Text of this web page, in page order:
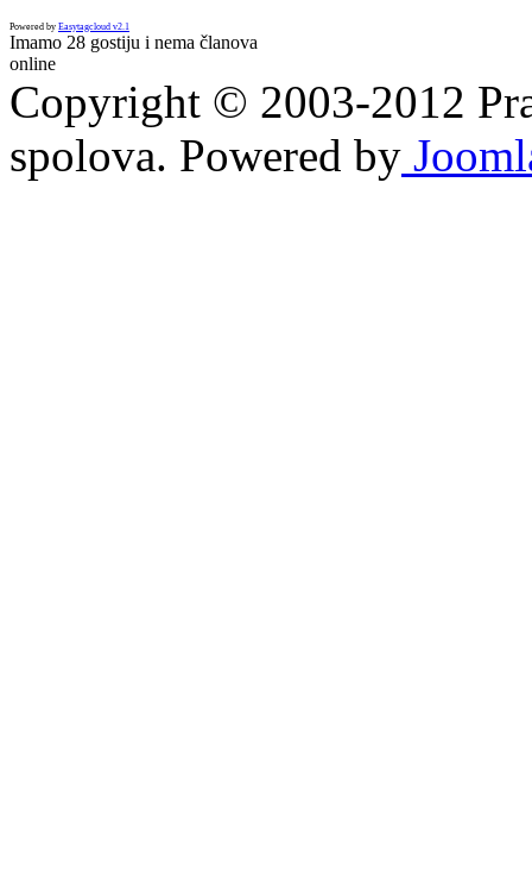
Powered by Easytagcloud v2.1
Imamo 28 gostiju i nema članova
online
Copyright © 2003-2012
spolova. Powered by